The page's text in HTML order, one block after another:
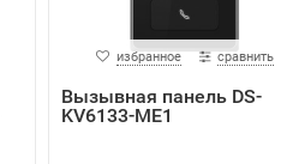
избранное сравнить
Вызывная панель DS-
KV6133-ME1